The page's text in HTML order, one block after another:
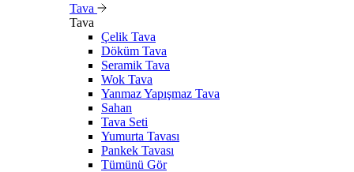
Tava
Tava
Çelik Tava
Döküm Tava
Seramik Tava
Wok Tava
Yanmaz Yapışmaz Tava
Sahan
Tava Seti
Yumurta Tavası
Pankek Tavası
Tümünü Gör